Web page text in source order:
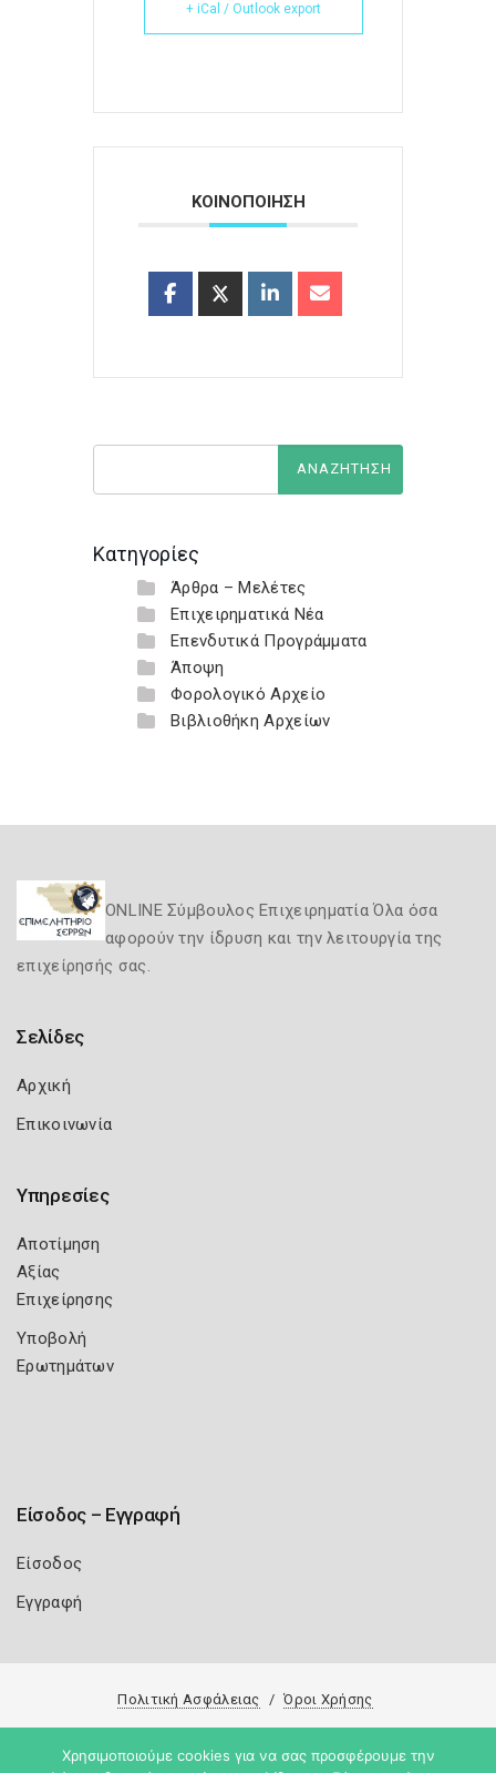
+ iCal / Outlook export
ΚΟΙΝΟΠΟΙΗΣΗ
Κατηγορίες
Άρθρα – Μελέτες
Επιχειρηματικά Νέα
Επενδυτικά Προγράμματα
Άποψη
Φορολογικό Αρχείο
Βιβλιοθήκη Αρχείων
ONLINE Σύμβουλος Επιχειρηματία Όλα όσα
αφορούν την ίδρυση και την λειτουργία της
επιχείρησής σας.
Σελίδες
Αρχική
Επικοινωνία
Υπηρεσίες
Αποτίμηση
Αξίας
Επιχείρησης
Υποβολή
Ερωτημάτων
Είσοδος – Εγγραφή
Είσοδος
Εγγραφή
Πολιτική Ασφάλειας Όροι Χρήσης
Copyright 2026 Knowledge A.E.
Χρησιμοποιούμε cookies για να σας προσφέρουμε την